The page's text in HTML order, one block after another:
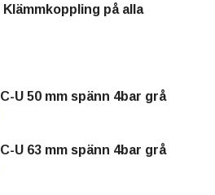
Klämmkoppling på alla
U 50 mm spänn 4bar grå
U 63 mm spänn 4bar grå